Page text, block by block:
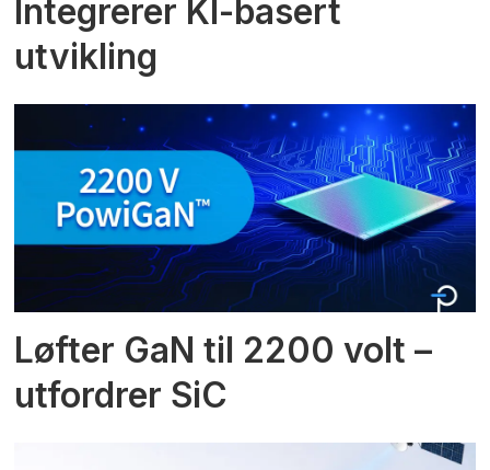
Integrerer KI-basert
utvikling
Løfter GaN til 2200 volt –
utfordrer SiC